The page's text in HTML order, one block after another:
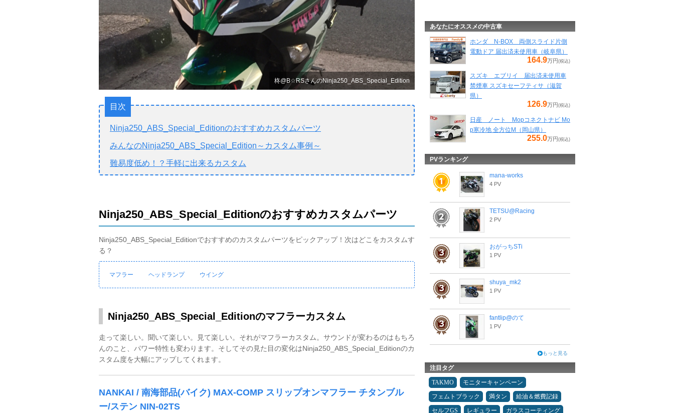
柊@B☆RSさんのNinja250_ABS_Special_Edition
目次
Ninja250_ABS_Special_Editionのおすすめカスタムパーツ
みんなのNinja250_ABS_Special_Edition～カスタム事例～
難易度低め！？手軽に出来るカスタム
Ninja250_ABS_Special_Editionのおすすめカスタムパーツ
Ninja250_ABS_Special_Editionでおすすめのカスタムパーツをピックアップ！次はどこをカスタムす
る？
マフラー ヘッドランプ ウイング
Ninja250_ABS_Special_Editionのマフラーカスタム
走って楽しい。聞いて楽しい。見て楽しい。それがマフラーカスタム。サウンドが変わるのはもちろ
んのこと、パワー特性も変わります。そしてその見た目の変化はNinja250_ABS_Special_Editionのカ
スタム度を大幅にアップしてくれます。
NANKAI / 南海部品(バイク) MAX-COMP スリップオンマフラー チタンブル
ー/ステン NIN-02TS
あなたにオススメの中古車
ホンダ N-BOX 両側スライド片側
電動ドア 届出済未使用車（岐阜県）
164.9万円(税込)
スズキ エブリイ 届出済未使用車
禁煙車 スズキセーフティサ（滋賀
県）
126.9万円(税込)
日産 ノート Mopコネクトナビ Mo
p寒冷地 全方位M（岡山県）
255.0万円(税込)
PVランキング
mana-works
4 PV
TETSU@Racing
2 PV
おがっちSTi
1 PV
shuya_mk2
1 PV
fantlip@のて
1 PV
もっと見る
注目タグ
TAKMO
モニターキャンペーン
フェムトブラック
満タン
給油＆燃費記録
セルフGS
レギュラー
ガラスコーティング